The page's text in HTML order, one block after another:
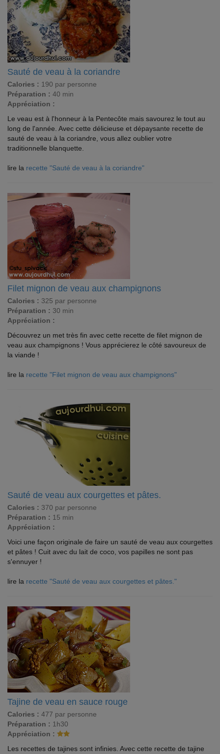
Sauté de veau à la coriandre
Calories : 190 par personne
Préparation : 40 min
Appréciation :
Le veau est à l'honneur à la Pentecôte mais savourez le tout au
long de l'année. Avec cette délicieuse et dépaysante recette de
sauté de veau à la coriandre, vous allez oublier votre
traditionnelle blanquette.
lire la recette "Sauté de veau à la coriandre"
Filet mignon de veau aux champignons
Calories : 325 par personne
Préparation : 30 min
Appréciation :
Découvrez un met très fin avec cette recette de filet mignon de
veau aux champignons ! Vous apprécierez le côté savoureux de
la viande !
lire la recette "Filet mignon de veau aux champignons"
Sauté de veau aux courgettes et pâtes.
Calories : 370 par personne
Préparation : 15 min
Appréciation :
Voici une façon originale de faire un sauté de veau aux courgettes
et pâtes ! Cuit avec du lait de coco, vos papilles ne sont pas
s'ennuyer !
lire la recette "Sauté de veau aux courgettes et pâtes."
Tajine de veau en sauce rouge
Calories : 477 par personne
Préparation : 1h30
Appréciation :
Les recettes de tajines sont infinies. Avec cette recette de tajine